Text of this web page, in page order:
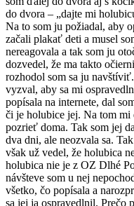
do dvora – „dajte mi
Na to som ju požiadal, aby
začali plakať deti a musel
nereagovala a tak som ju
dozvedel, že ma takto
rozhodol som sa ju
vyzval, aby sa mi
popísala na internete, dal
či je holubice jej. Na tom mi
pozrieť doma. Tak som jej
dva dni, ale neozvala sa.
však už vedel, že holubica
holubica nie je z OZ Dlhé
návšteve som u nej
všetko, čo popísala a
sa jej ja ospravedlnil. Prečo